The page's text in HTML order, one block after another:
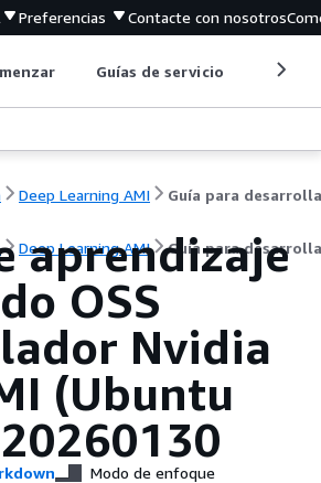
Preferencias Contacte con nosotros
Guías de servicio
Deep Learning AMI
Deep Learning AMI Guía para
aprendizaje
OSS
Nvidia
(Ubuntu
Modo de enfoque